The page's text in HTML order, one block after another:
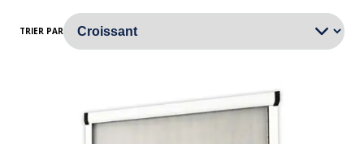
TRIER PAR